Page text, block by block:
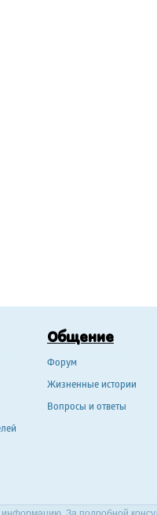
Общение
Форум
Жизненные истории
Вопросы и ответы